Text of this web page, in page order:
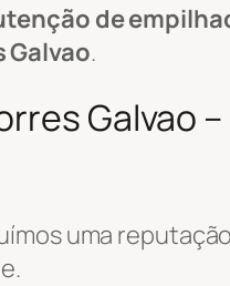
de
Galvao.
Galvao –
uma